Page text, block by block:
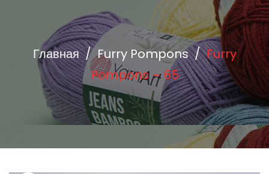
Главная / Furry Pompons / Furry
Pompons – 65